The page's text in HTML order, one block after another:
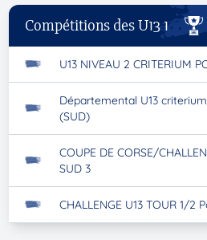
Compétitions des U13 1
U13 NIVEAU 2 CRITERIUM
Départemental U13
(SUD)
COUPE DE CORSE/
SUD 3
CHALLENGE U13 TOUR 1/2